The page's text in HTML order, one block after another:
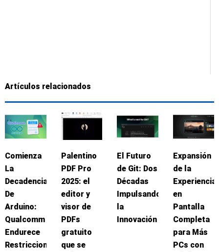
Artículos relacionados
Comienza
La
Decadencia
De
Arduino:
Qualcomm
Endurece
Restricciones
Palentino
PDF Pro
2025: el
editor y
visor de
PDFs
gratuito
que se
El Futuro
de Git: Dos
Décadas
Impulsando
la
Innovación
Expansión
de la
Experiencia
en
Pantalla
Completa
para Más
PCs con